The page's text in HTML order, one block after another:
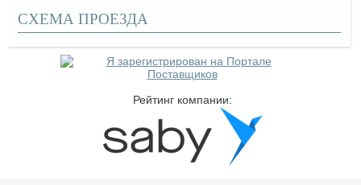
СХЕМА ПРОЕЗДА
Рейтинг компании: